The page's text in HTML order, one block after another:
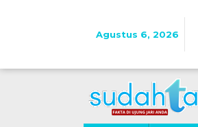
Agustus 6, 2026